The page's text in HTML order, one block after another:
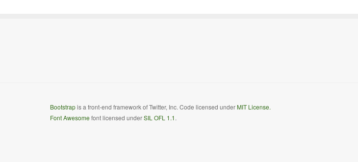
Bootstrapis a front-end framework of Twitter, Inc. Code licensed underMIT License.
Font Awesome font licensed underSIL OFL 1.1.